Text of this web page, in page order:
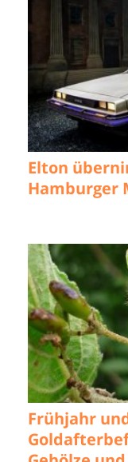
Elton
Hamburger
Frühjahr